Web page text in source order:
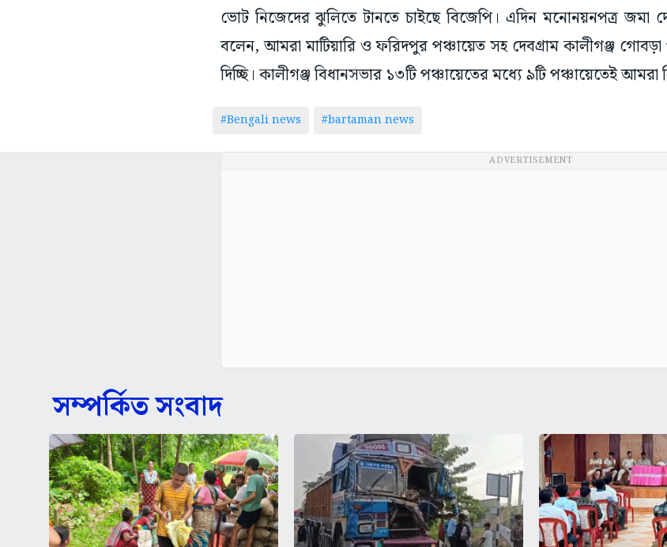
ভোট নিজেদের ঝুলিতে টানতে চাইছে বিজেপি। এদিন মনোনয়নপত্র জমা
বলেন, আমরা মাটিয়ারি ও ফরিদপুর পঞ্চায়েত সহ দেবগ্রাম কালীগঞ্জ
দিচ্ছি। কালীগঞ্জ বিধানসভার ১৩টি পঞ্চায়েতের মধ্যে ৯টি পঞ্চায়েতেই আমরা
#Bengali news #bartaman news
ADVERTISEMENT
সম্পর্কিত সংবাদ